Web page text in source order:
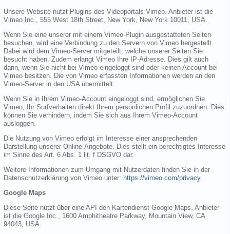
Unsere Website nutzt Plugins des Videoportals Vimeo. Anbieter ist die
Vimeo Inc., 555 West 18th Street, New York, New York 10011, USA.
Wenn Sie eine unserer mit einem Vimeo-Plugin ausgestatteten Seiten
besuchen, wird eine Verbindung zu den Servern von Vimeo hergestellt.
Dabei wird dem Vimeo-Server mitgeteilt, welche unserer Seiten Sie
besucht haben. Zudem erlangt Vimeo Ihre IP-Adresse. Dies gilt auch
dann, wenn Sie nicht bei Vimeo eingeloggt sind oder keinen Account bei
Vimeo besitzen. Die von Vimeo erfassten Informationen werden an den
Vimeo-Server in den USA übermittelt.
Wenn Sie in Ihrem Vimeo-Account eingeloggt sind, ermöglichen Sie
Vimeo, Ihr Surfverhalten direkt Ihrem persönlichen Profil zuzuordnen. Dies
können Sie verhindern, indem Sie sich aus Ihrem Vimeo-Account
ausloggen.
Die Nutzung von Vimeo erfolgt im Interesse einer ansprechenden
Darstellung unserer Online-Angebote. Dies stellt ein berechtigtes Interesse
im Sinne des Art. 6 Abs. 1 lit. f DSGVO dar.
Weitere Informationen zum Umgang mit Nutzerdaten finden Sie in der
Datenschutzerklärung von Vimeo unter: https://vimeo.com/privacy.
Google Maps
Diese Seite nutzt über eine API den Kartendienst Google Maps. Anbieter
ist die Google Inc., 1600 Amphitheatre Parkway, Mountain View, CA
94043, USA.